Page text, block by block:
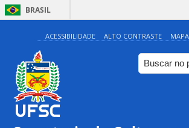
BRASIL
ACESSIBILIDADE ALTO CONTRASTE
0:00 ◤Inscrições | Projeto 12:30